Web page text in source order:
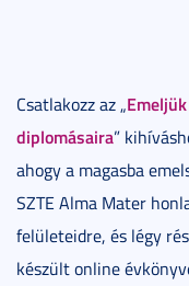
Csatlakozz az „
diplomásaira”
ahogy a magasba
SZTE Alma Mater
felületeidre, és légy
készült online